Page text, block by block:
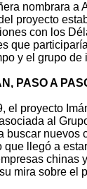
nombrara a
proyecto
con los
que
y el grupo
PASO A
el proyecto
al
buscar nuevos
que llegó a
chinas
mira sobre el